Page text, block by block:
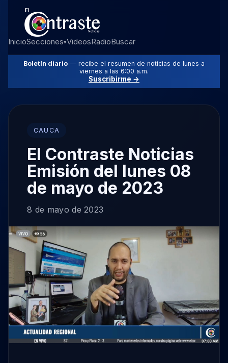
InicioSecciones▾VideosRadioBuscar
Boletín diario — recibe el resumen de noticias de lunes a
viernes a las 6:00 a.m.
Suscribirme →
CAUCA
El Contraste Noticias
Emisión del lunes 08
de mayo de 2023
8 de mayo de 2023